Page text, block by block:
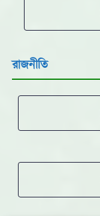
রাজনীতি